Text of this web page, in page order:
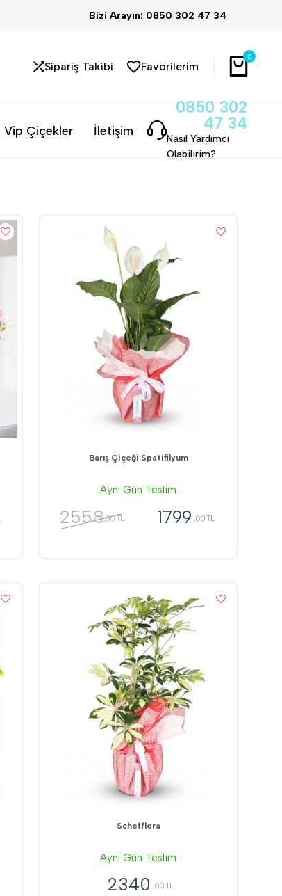
Bizi Arayın: 0850 302 47 34
Sipariş Takibi Favorilerim
0
Vip Çiçekler İletişim
0850 302
47 34
Nasıl Yardımcı
Olabilirim?
Barış Çiçeği Spatifilyum
Aynı Gün Teslim
2558,00 TL 1799 ,00 TL
Schefflera
Aynı Gün Teslim
2340 ,00 TL